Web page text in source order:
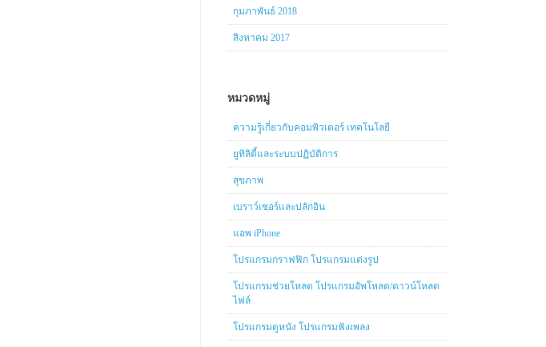
กุมภาพันธ์ 2018
สิงหาคม 2017
หมวดหมู่
ความรู้เกี่ยวกับคอมพิวเตอร์ เทคโนโลยี
ยูทิลิตี้และระบบปฏิบัติการ
สุขภาพ
เบราว์เซอร์และปลักอิน
แอพ iPhone
โปรแกรมกราฟฟิก โปรแกรมแต่งรูป
โปรแกรมช่วยโหลด โปรแกรมอัพโหลด/ดาวน์โหลด
ไฟล์
โปรแกรมดูหนัง โปรแกรมฟังเพลง